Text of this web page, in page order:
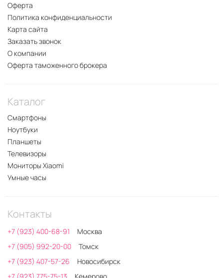
Оферта
Политика конфиденциальности
Карта сайта
Заказать звонок
О компании
Оферта таможенного брокера
Каталог
Смартфоны
Ноутбуки
Планшеты
Телевизоры
Мониторы Xiaomi
Умные часы
Контакты
+7 (923) 400-68-91
Москва
+7 (905) 992-20-00
Томск
+7 (923) 407-57-26
Новосибирск